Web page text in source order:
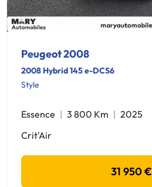
Peugeot 2008
2008 Hybrid 145 e-DCS6
Style
Essence 3 800 Km
2025
Crit'Air
31 950 €